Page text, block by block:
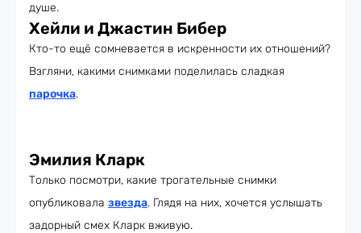
душе.
Хейли и Джастин Бибер
Кто-то ещё сомневается в искренности их отношений?
Взгляни, какими снимками поделилась сладкая
парочка.
Эмилия Кларк
Только посмотри, какие трогательные снимки
опубликовала звезда. Глядя на них, хочется услышать
задорный смех Кларк вживую.